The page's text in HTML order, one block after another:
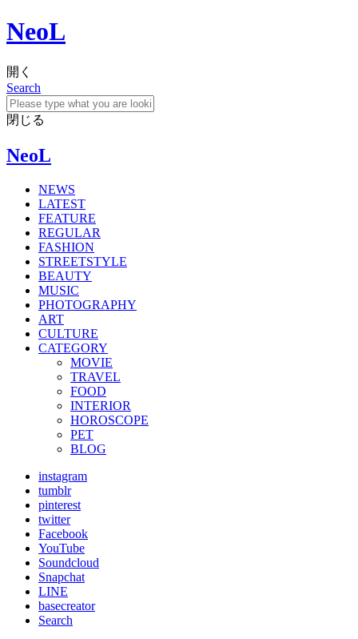
NeoL
開く
Search
閉じる
NeoL
NEWS
LATEST
FEATURE
REGULAR
FASHION
STREETSTYLE
BEAUTY
MUSIC
PHOTOGRAPHY
ART
CULTURE
CATEGORY
MOVIE
TRAVEL
FOOD
INTERIOR
HOROSCOPE
PET
BLOG
instagram
tumblr
pinterest
twitter
Facebook
YouTube
Soundcloud
Snapchat
LINE
basecreator
Search